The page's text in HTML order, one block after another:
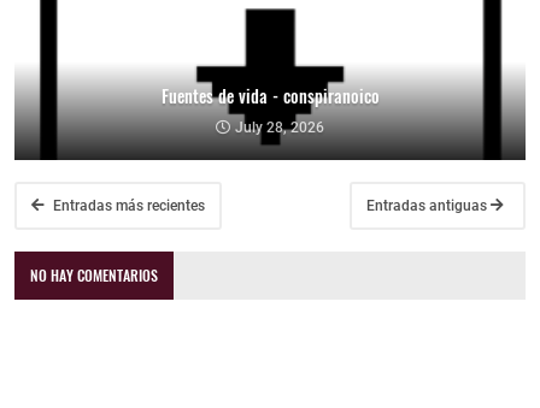
Fuentes de vida - conspiranoico
July 28, 2026
Entradas más recientes Entradas antiguas
NO HAY COMENTARIOS